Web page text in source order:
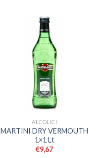
ALCOLICI
MARTINI DRY VERMOUTH
1×1 Lt
€9,67